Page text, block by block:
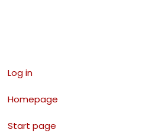
Log in
Homepage
Start page